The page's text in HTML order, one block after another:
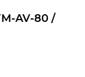
AV-80 /